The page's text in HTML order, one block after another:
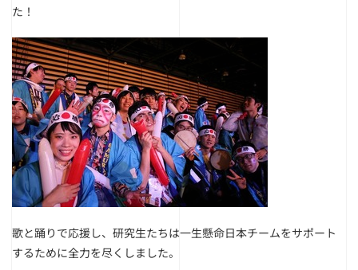
た！
歌と踊りで応援し、研究生たちは一生懸命日本チームをサポート
するために全力を尽くしました。